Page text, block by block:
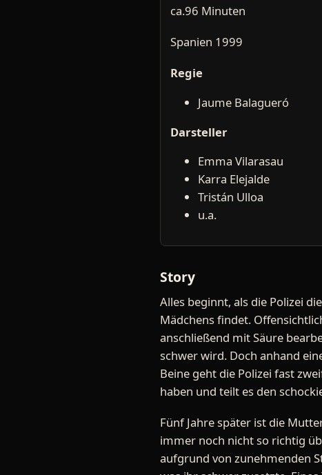
ca.96 Minuten
Spanien 1999
Regie
Jaume Balagueró
Darsteller
Emma Vilarasau
Karra Elejalde
Tristán Ulloa
u.a.
Story
Alles beginnt, als die Polizei
Mädchens findet.
anschließend mit Säure
schwer wird. Doch anhand
Beine geht die Polizei fast
haben und teilt es den
Fünf Jahre später ist die
immer noch nicht so richtig
aufgrund von zunehmenden